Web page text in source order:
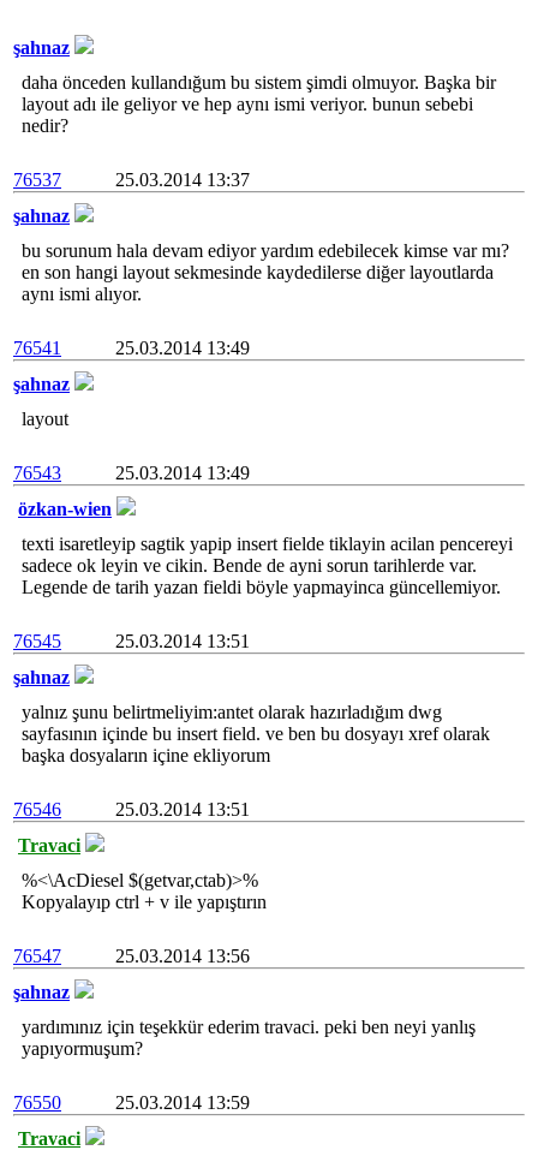
şahnaz
daha önceden kullandığum bu sistem şimdi olmuyor. Başka bir
layout adı ile geliyor ve hep aynı ismi veriyor. bunun sebebi
nedir?
76537
25.03.2014 13:37
şahnaz
bu sorunum hala devam ediyor yardım edebilecek kimse var mı?
en son hangi layout sekmesinde kaydedilerse diğer layoutlarda
aynı ismi alıyor.
76541
25.03.2014 13:49
şahnaz
layout
76543
25.03.2014 13:49
özkan-wien
texti isaretleyip sagtik yapip insert fielde tiklayin acilan pencereyi
sadece ok leyin ve cikin. Bende de ayni sorun tarihlerde var.
Legende de tarih yazan fieldi böyle yapmayinca güncellemiyor.
76545
25.03.2014 13:51
şahnaz
yalnız şunu belirtmeliyim:antet olarak hazırladığım dwg
sayfasının içinde bu insert field. ve ben bu dosyayı xref olarak
başka dosyaların içine ekliyorum
76546
25.03.2014 13:51
Travaci
%<\AcDiesel $(getvar,ctab)>%
Kopyalayıp ctrl + v ile yapıştırın
76547
25.03.2014 13:56
şahnaz
yardımınız için teşekkür ederim travaci. peki ben neyi yanlış
yapıyormuşum?
76550
25.03.2014 13:59
Travaci